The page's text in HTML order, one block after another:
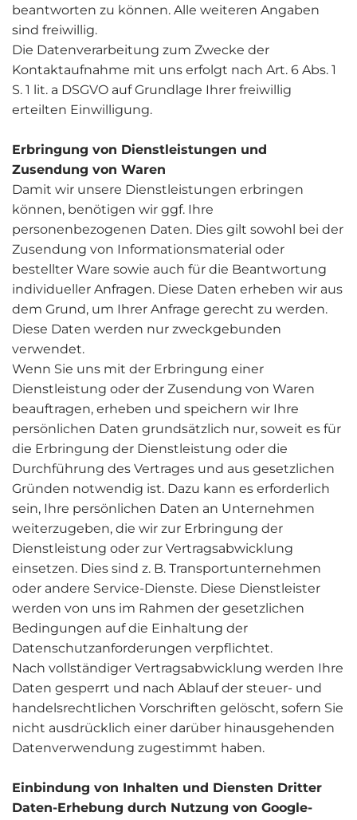
beantworten zu können. Alle weiteren Angaben
sind freiwillig.
Die Datenverarbeitung zum Zwecke der
Kontaktaufnahme mit uns erfolgt nach Art. 6 Abs. 1
S. 1 lit. a DSGVO auf Grundlage Ihrer freiwillig
erteilten Einwilligung.
Erbringung von Dienstleistungen und
Zusendung von Waren
Damit wir unsere Dienstleistungen erbringen
können, benötigen wir ggf. Ihre
personenbezogenen Daten. Dies gilt sowohl bei der
Zusendung von Informationsmaterial oder
bestellter Ware sowie auch für die Beantwortung
individueller Anfragen. Diese Daten erheben wir aus
dem Grund, um Ihrer Anfrage gerecht zu werden.
Diese Daten werden nur zweckgebunden
verwendet.
Wenn Sie uns mit der Erbringung einer
Dienstleistung oder der Zusendung von Waren
beauftragen, erheben und speichern wir Ihre
persönlichen Daten grundsätzlich nur, soweit es für
die Erbringung der Dienstleistung oder die
Durchführung des Vertrages und aus gesetzlichen
Gründen notwendig ist. Dazu kann es erforderlich
sein, Ihre persönlichen Daten an Unternehmen
weiterzugeben, die wir zur Erbringung der
Dienstleistung oder zur Vertragsabwicklung
einsetzen. Dies sind z. B. Transportunternehmen
oder andere Service-Dienste. Diese Dienstleister
werden von uns im Rahmen der gesetzlichen
Bedingungen auf die Einhaltung der
Datenschutzanforderungen verpflichtet.
Nach vollständiger Vertragsabwicklung werden Ihre
Daten gesperrt und nach Ablauf der steuer- und
handelsrechtlichen Vorschriften gelöscht, sofern Sie
nicht ausdrücklich einer darüber hinausgehenden
Datenverwendung zugestimmt haben.
Einbindung von Inhalten und Diensten Dritter
Daten-Erhebung durch Nutzung von Google-